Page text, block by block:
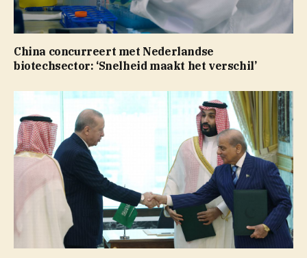
China concurreert met Nederlandse
biotechsector: ‘Snelheid maakt het verschil’